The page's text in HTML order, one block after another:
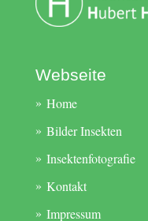
Webseite
Home
Bilder Insekten
Insektenfotografie
Kontakt
Impressum